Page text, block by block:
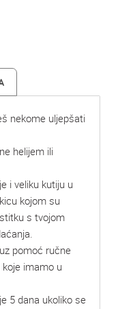
nekome uljepšati
helijem ili
i veliku kutiju u
kojom su
s tvojom
pomoć ručne
imamo u
5 dana ukoliko se